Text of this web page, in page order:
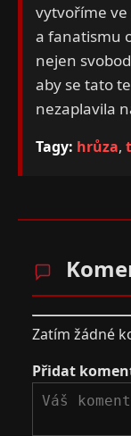
vytvoříme ve
a fanatismu
nejen
aby se tato
nezaplavila
Tagy: hrůza,
Zatím žádné
Přidat